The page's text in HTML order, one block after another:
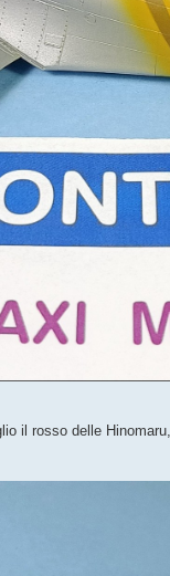
il rosso delle